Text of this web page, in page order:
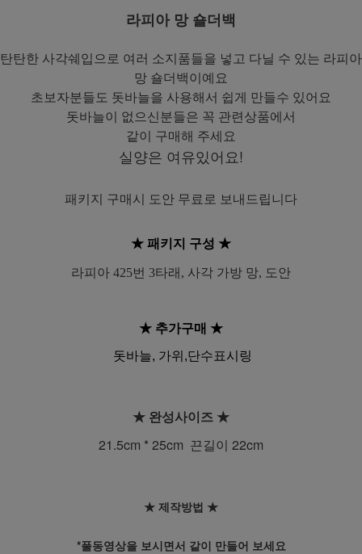
라피아 망 숄더백
탄탄한 사각쉐입으로 여러 소지품들을 넣고 다닐 수 있는 라피아
망 숄더백이예요
초보자분들도 돗바늘을 사용해서 쉽게 만들수 있어요
돗바늘이 없으신분들은 꼭 관련상품에서
같이 구매해 주세요
실양은 여유있어요!
패키지 구매시 도안 무료로 보내드립니다
★ 패키지 구성 ★
라피아 425번 3타래, 사각 가방 망, 도안
★ 추가구매 ★
돗바늘, 가위,단수표시링
★ 완성사이즈 ★
21.5cm * 25cm 끈길이 22cm
★ 제작방법 ★
*풀동영상을 보시면서 같이 만들어 보세요